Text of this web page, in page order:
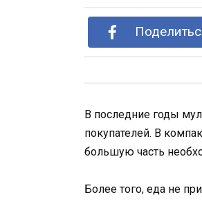
В последние годы
покупателей. В
большую часть
Более того, еда не